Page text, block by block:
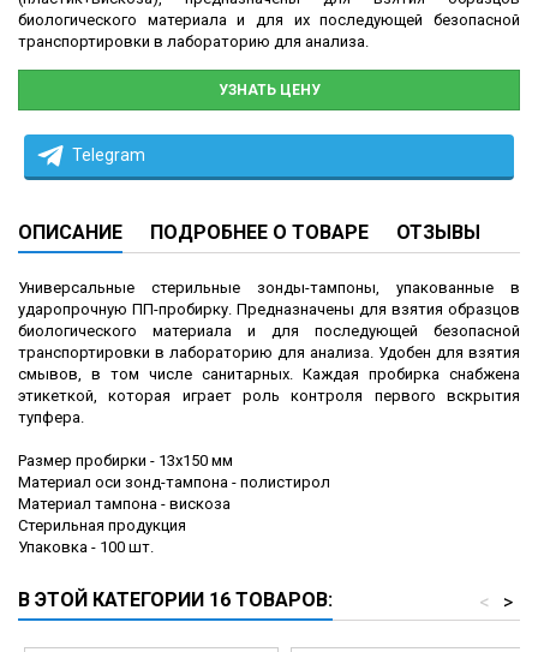
биологического материала и для их последующей безопасной
транспортировки в лабораторию для анализа.
УЗНАТЬ ЦЕНУ
Telegram
ОПИСАНИЕ ПОДРОБНЕЕ О ТОВАРЕ ОТЗЫВЫ
Универсальные стерильные зонды-тампоны, упакованные в
ударопрочную ПП-пробирку. Предназначены для взятия образцов
биологического материала и для последующей безопасной
транспортировки в лабораторию для анализа. Удобен для взятия
смывов, в том числе санитарных. Каждая пробирка снабжена
этикеткой, которая играет роль контроля первого вскрытия
тупфера.
Размер пробирки - 13х150 мм
Материал оси зонд-тампона - полистирол
Материал тампона - вискоза
Стерильная продукция
Упаковка - 100 шт.
В ЭТОЙ КАТЕГОРИИ 16 ТОВАРОВ: >
<